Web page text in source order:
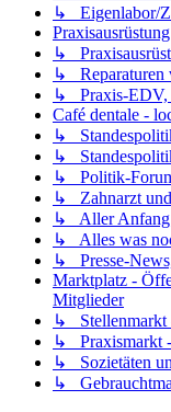
↳ Eigenlabor/
Praxisausrüstung
↳
↳ Reparaturen
↳ Praxis-EDV,
Café dentale -
↳
↳
↳ Politik-
↳ Zahnarzt
↳ Aller Anfang
↳ Alles was
↳ Presse-
Marktplatz -
Mitglieder
↳ Stellenmarkt
↳ Praxismarkt
↳ Sozietäten
↳